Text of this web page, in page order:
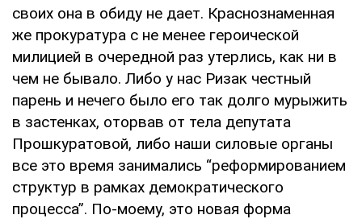
своих она в обиду не дает. Краснознаменная
же прокуратура с не менее героической
милицией в очередной раз утерлись, как ни в
чем не бывало. Либо у нас Ризак честный
парень и нечего было его так долго мурыжить
в застенках, оторвав от тела депутата
Прошкуратовой, либо наши силовые органы
все это время занимались “реформированием
структур в рамках демократического
процесса”. По-моему, это новая форма